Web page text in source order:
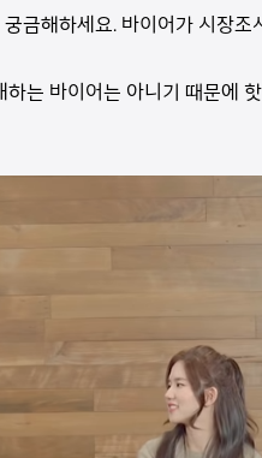
금해하세요. 바이어가 시장
는 바이어는 아니기 때문에